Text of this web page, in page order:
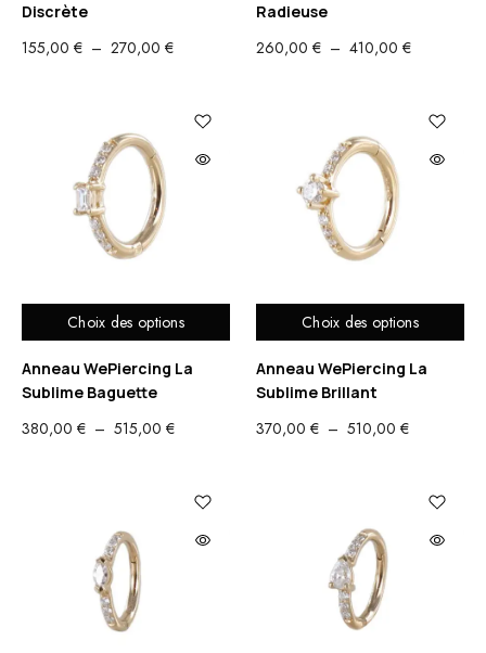
Discrète
155,00 € – 270,00 €PLAGE
155,00 €
Radieuse
260,00 € – 410,00 €PLAGE
260,00 €
Choix des options
Anneau WePiercing La
Sublime Baguette
380,00 € – 515,00 €PLAGE
380,00 €
Choix des options
Anneau WePiercing La
Sublime Brillant
370,00 € – 510,00 €PLAGE
370,00 €